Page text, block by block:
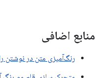
منابع اضافی
رنگ‌آمیزی متن در نوشتن